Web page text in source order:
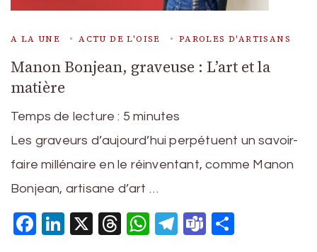
A LA UNE ACTU DE L'OISE PAROLES D'ARTISANS
Manon Bonjean, graveuse : L’art et la
matière
Temps de lecture : 5 minutes
Les graveurs d’aujourd’hui perpétuent un savoir-
faire millénaire en le réinventant, comme Manon
Bonjean, artisane d’art …
Facebook
LinkedIn
X Threads
WhatsApp
Telegram
Teams